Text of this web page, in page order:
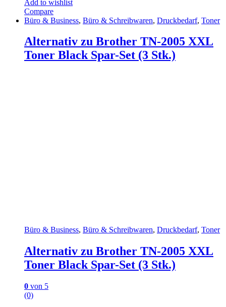
Add to wishlist
Compare
Büro & Business, Büro & Schreibwaren, Druckbedarf, Toner
Alternativ zu Brother TN-2005 XXL
Toner Black Spar-Set (3 Stk.)
Büro & Business, Büro & Schreibwaren, Druckbedarf, Toner
Alternativ zu Brother TN-2005 XXL
Toner Black Spar-Set (3 Stk.)
0 von 5
(0)